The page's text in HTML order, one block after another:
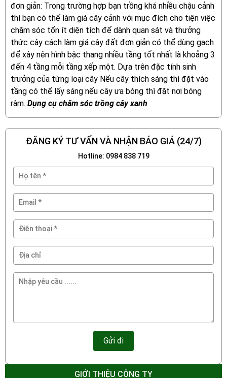
đơn giản: Trong trường hợp bạn trồng khá nhiều chậu cảnh
thì bạn có thể làm giá cây cảnh với mục đích cho tiện việc
chăm sóc tốn ít diện tích để dành quan sát và thưởng
thức cây cách làm giá cây đất đơn giản có thể dùng gạch
để xây nên hình bậc thang nhiều tầng tốt nhất là khoảng 3
đến 4 tầng mỗi tầng xếp một. Dựa trên đặc tính sinh
trưởng của từng loại cây Nếu cây thích sáng thì đặt vào
tầng có thể lấy sáng nếu cây ưa bóng thì đặt nơi bóng
râm. Dụng cụ chăm sóc trồng cây xanh
ĐĂNG KÝ TƯ VẤN VÀ NHẬN BÁO GIÁ (24/7)
Hotline: 0984 838 719
GIỚI THIỆU CÔNG TY